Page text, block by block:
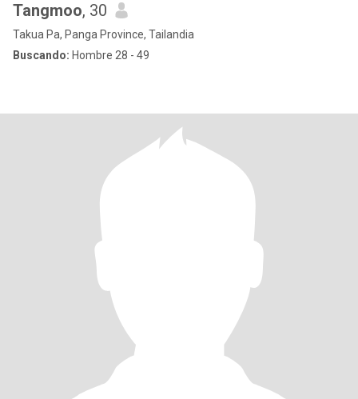
Tangmoo, 30
Takua Pa, Panga Province, Tailandia
Buscando: Hombre 28 - 49